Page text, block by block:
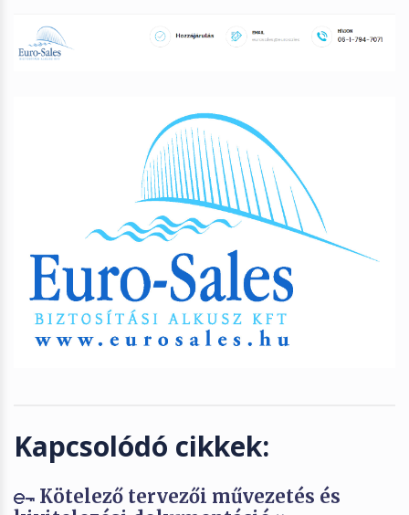
Kapcsolódó cikkek:
Kötelező tervezői művezetés és